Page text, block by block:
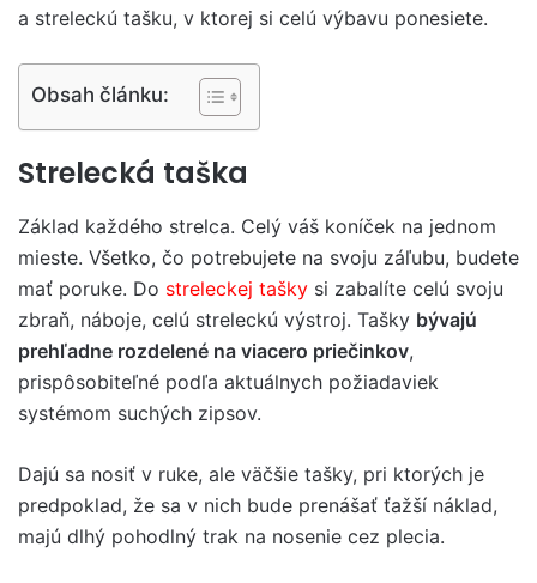
a streleckú tašku, v ktorej si celú výbavu ponesiete.
Obsah článku:
Strelecká taška
Základ každého strelca. Celý váš koníček na jednom
mieste. Všetko, čo potrebujete na svoju záľubu, budete
mať poruke. Do streleckej tašky si zabalíte celú svoju
zbraň, náboje, celú streleckú výstroj. Tašky bývajú
prehľadne rozdelené na viacero priečinkov,
prispôsobiteľné podľa aktuálnych požiadaviek
systémom suchých zipsov.
Dajú sa nosiť v ruke, ale väčšie tašky, pri ktorých je
predpoklad, že sa v nich bude prenášať ťažší náklad,
majú dlhý pohodlný trak na nosenie cez plecia.